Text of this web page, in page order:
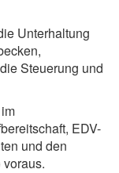
Unterhaltung
Steuerung und
EDV-
und den